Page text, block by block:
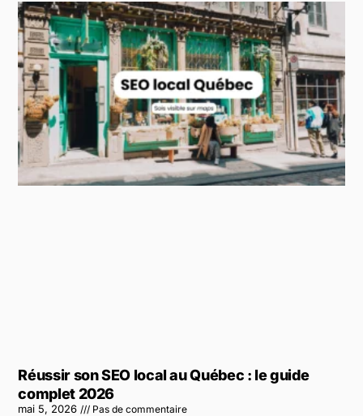
Réussir son SEO local au Québec : le guide
complet 2026
mai 5, 2026 Pas de commentaire